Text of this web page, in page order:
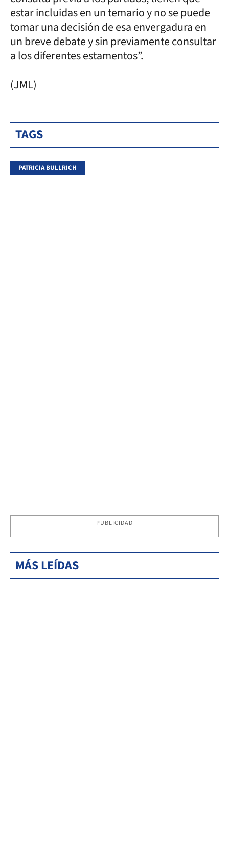
estar incluidas en un temario y no se puede
tomar una decisión de esa envergadura en
un breve debate y sin previamente consultar
a los diferentes estamentos”.
(JML)
TAGS
PATRICIA BULLRICH
PUBLICIDAD
MÁS LEÍDAS